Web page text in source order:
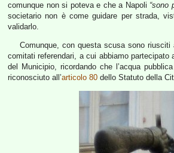
comunque non si poteva e che a Napoli “sono
societario non è come guidare per strada,
validarlo.
Comunque, con questa scusa sono
comitati referendari, a cui abbiamo partecipato
del Municipio, ricordando che l’acqua
riconosciuto all’articolo 80 dello Statuto della